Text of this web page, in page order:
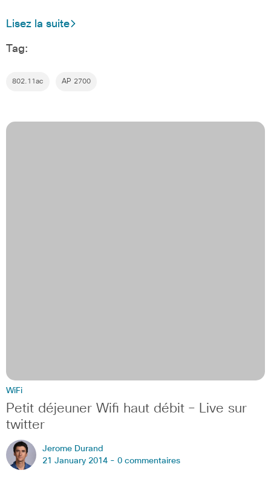
Lisez la suite
Tag:
802.11ac AP 2700
WiFi
Petit déjeuner Wifi haut débit – Live sur
twitter
Jerome Durand
21 January 2014 - 0 commentaires